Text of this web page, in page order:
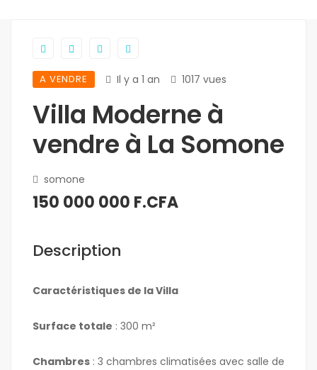
A VENDRE Il y a 1 an 1017 vues
Villa Moderne à
vendre à La Somone
somone
150 000 000 F.CFA
Description
Caractéristiques de la Villa
Surface totale : 300 m²
Chambres : 3 chambres climatisées avec salle de